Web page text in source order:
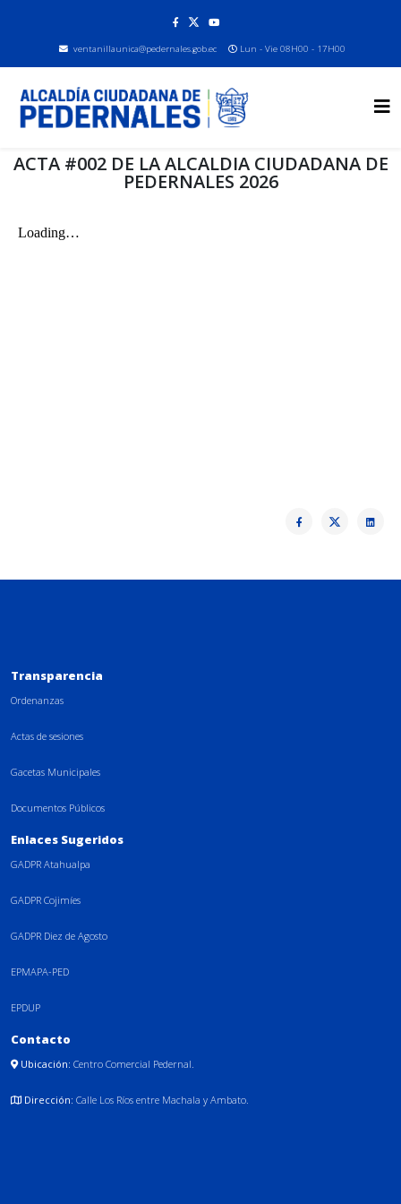
ventanillaunica@pedernales.gob.ec Lun - Vie 08H00 - 17H00
ACTA #002 DE LA ALCALDIA CIUDADANA DE
PEDERNALES 2026
Transparencia
Ordenanzas
Actas de sesiones
Gacetas Municipales
Documentos Públicos
Enlaces Sugeridos
GADPR Atahualpa
GADPR Cojimíes
GADPR Diez de Agosto
EPMAPA-PED
EPDUP
Contacto
Ubicación: Centro Comercial Pedernal.
Dirección: Calle Los Ríos entre Machala y Ambato.